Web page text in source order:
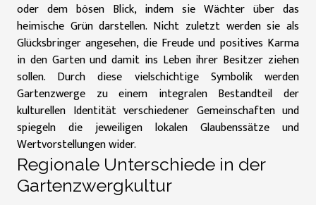
oder dem bösen Blick, indem sie Wächter über das
heimische Grün darstellen. Nicht zuletzt werden sie als
Glücksbringer angesehen, die Freude und positives Karma
in den Garten und damit ins Leben ihrer Besitzer ziehen
sollen. Durch diese vielschichtige Symbolik werden
Gartenzwerge zu einem integralen Bestandteil der
kulturellen Identität verschiedener Gemeinschaften und
spiegeln die jeweiligen lokalen Glaubenssätze und
Wertvorstellungen wider.
Regionale Unterschiede in der
Gartenzwergkultur